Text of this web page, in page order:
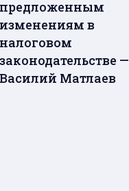
предложенным
изменениям в
налоговом
законодательстве —
Василий Матлаев